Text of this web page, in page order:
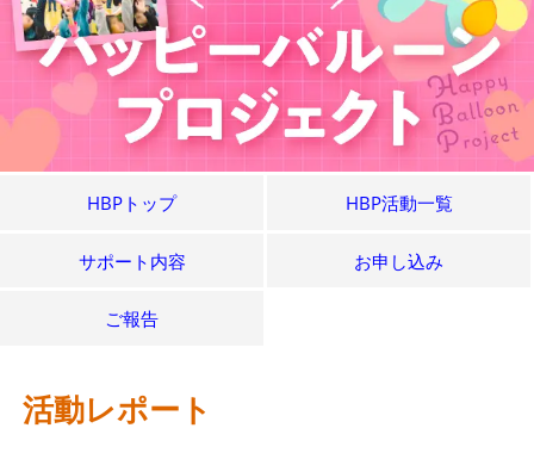
HBPトップ HBP活動一覧
サポート内容 お申し込み
ご報告
活動レポート